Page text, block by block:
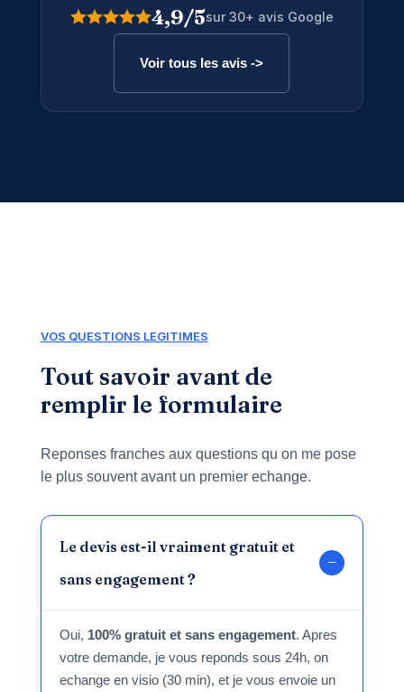
4,9/5sur 30+ avis Google
Voir tous les avis ->
VOS QUESTIONS LEGITIMES
Tout savoir avant de
remplir le formulaire
Reponses franches aux questions qu on me pose
le plus souvent avant un premier echange.
Le devis est-il vraiment gratuit et
sans engagement ?
Oui, 100% gratuit et sans engagement. Apres
votre demande, je vous reponds sous 24h, on
echange en visio (30 min), et je vous envoie un